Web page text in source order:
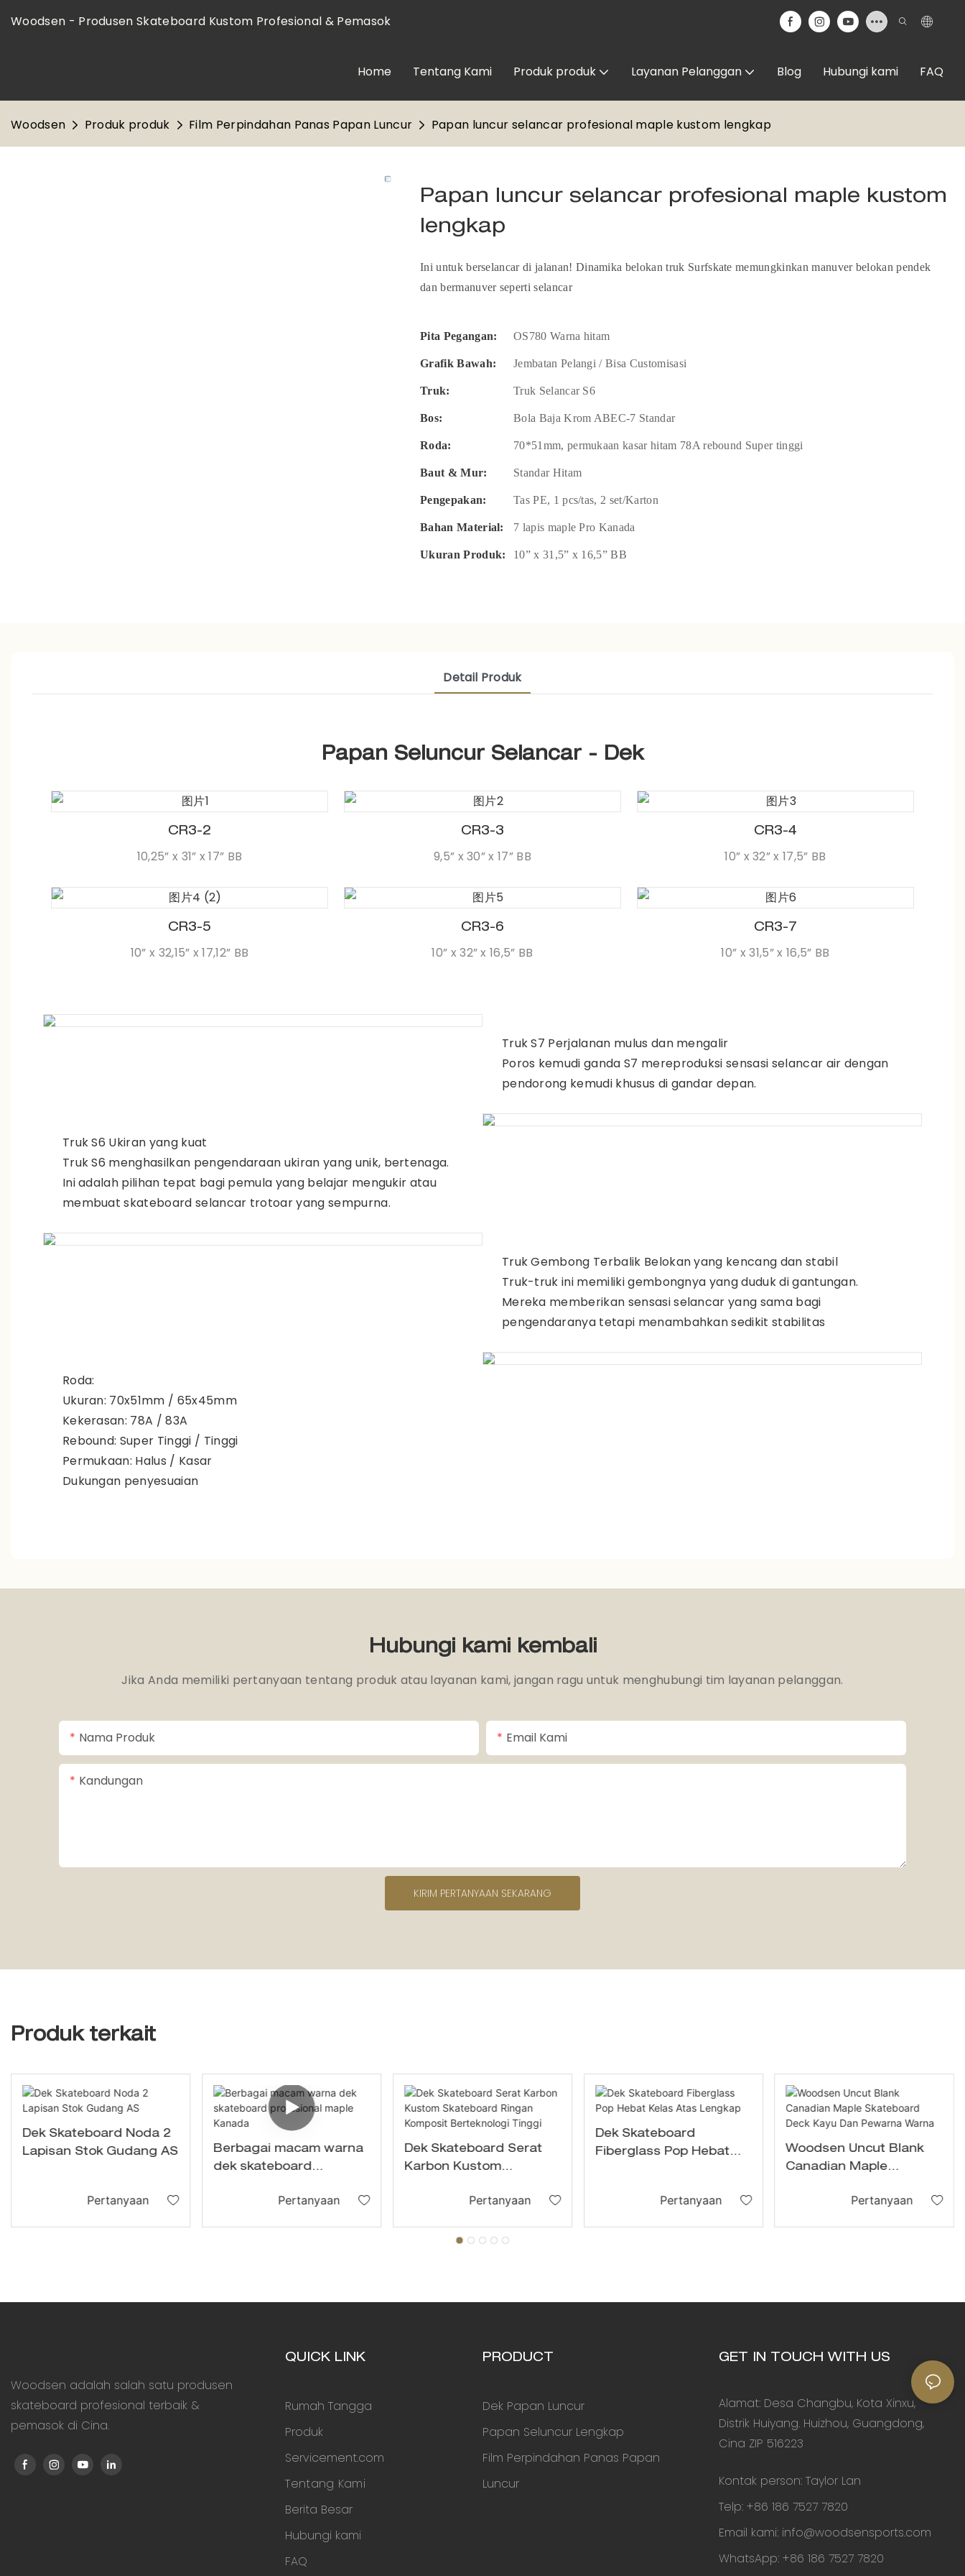
Woodsen - Produsen Skateboard Kustom Profesional & Pemasok
Home Tentang Kami Produk produk Layanan Pelanggan Blog Hubungi kami FAQ
Woodsen Produk produk Film Perpindahan Panas Papan Luncur Papan luncur selancar profesional maple kustom lengkap
Papan luncur selancar profesional maple kustom
lengkap
Ini untuk berselancar di jalanan! Dinamika belokan truk Surfskate memungkinkan manuver belokan pendek
dan bermanuver seperti selancar
Pita Pegangan: OS780 Warna hitam
Grafik Bawah: Jembatan Pelangi / Bisa Customisasi
Truk: Truk Selancar S6
Bos: Bola Baja Krom ABEC-7 Standar
Roda: 70*51mm, permukaan kasar hitam 78A rebound Super tinggi
Baut & Mur: Standar Hitam
Pengepakan: Tas PE, 1 pcs/tas, 2 set/Karton
Bahan Material: 7 lapis maple Pro Kanada
Ukuran Produk: 10” x 31,5” x 16,5” BB
Detail Produk
Papan Seluncur Selancar - Dek
CR3-2
10,25” x 31” x 17” BB
CR3-3
9,5” x 30” x 17” BB
CR3-4
10” x 32” x 17,5” BB
CR3-5
10” x 32,15” x 17,12” BB
CR3-6
10” x 32” x 16,5” BB
CR3-7
10” x 31,5” x 16,5” BB
Truk S7 Perjalanan mulus dan mengalir
Poros kemudi ganda S7 mereproduksi sensasi selancar air dengan
pendorong kemudi khusus di gandar depan.
Truk S6 Ukiran yang kuat
Truk S6 menghasilkan pengendaraan ukiran yang unik, bertenaga.
Ini adalah pilihan tepat bagi pemula yang belajar mengukir atau
membuat skateboard selancar trotoar yang sempurna.
Truk Gembong Terbalik Belokan yang kencang dan stabil
Truk-truk ini memiliki gembongnya yang duduk di gantungan.
Mereka memberikan sensasi selancar yang sama bagi
pengendaranya tetapi menambahkan sedikit stabilitas
Roda:
Ukuran: 70x51mm / 65x45mm
Kekerasan: 78A / 83A
Rebound: Super Tinggi / Tinggi
Permukaan: Halus / Kasar
Dukungan penyesuaian
Hubungi kami kembali
Jika Anda memiliki pertanyaan tentang produk atau layanan kami, jangan ragu untuk menghubungi tim layanan pelanggan.
Nama Produk Email Kami
Kandungan
KIRIM PERTANYAAN SEKARANG
Produk terkait
Dek Skateboard Noda 2
Lapisan Stok Gudang AS
Pertanyaan
Berbagai macam warna
dek skateboard
Pertanyaan
Dek Skateboard Serat
Karbon Kustom
Komposit Berteknologi
Pertanyaan
Dek Skateboard
Fiberglass Pop Hebat
Pertanyaan
Woodsen Uncut Blank
Canadian Maple
Dan Pewarna Warna
Pertanyaan
Woodsen adalah salah satu produsen
skateboard profesional terbaik &
pemasok di Cina.
QUICK LINK
Rumah Tangga
Produk
Servicement.com
Tentang Kami
Berita Besar
Hubungi kami
FAQ
PRODUCT
Dek Papan Luncur
Papan Seluncur Lengkap
Film Perpindahan Panas Papan
Luncur
GET IN TOUCH WITH US
Alamat: Desa Changbu, Kota Xinxu,
Distrik Huiyang. Huizhou, Guangdong,
Cina ZIP 516223
Kontak person: Taylor Lan
Telp: +86 186 7527 7820
Email kami: info@woodsensports.com
WhatsApp: +86 186 7527 7820